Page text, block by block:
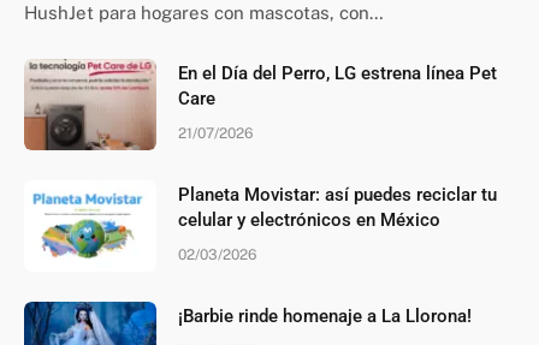
HushJet para hogares con mascotas, con…
En el Día del Perro, LG estrena línea Pet
Care
21/07/2026
Planeta Movistar: así puedes reciclar tu
celular y electrónicos en México
02/03/2026
¡Barbie rinde homenaje a La Llorona!